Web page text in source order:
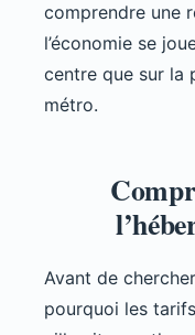
comprendre une
l’économie se
centre que sur la
métro.
Avant de
pourquoi les